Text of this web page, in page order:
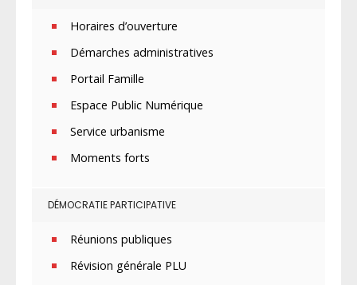
Horaires d’ouverture
Démarches administratives
Portail Famille
Espace Public Numérique
Service urbanisme
Moments forts
DÉMOCRATIE PARTICIPATIVE
Réunions publiques
Révision générale PLU